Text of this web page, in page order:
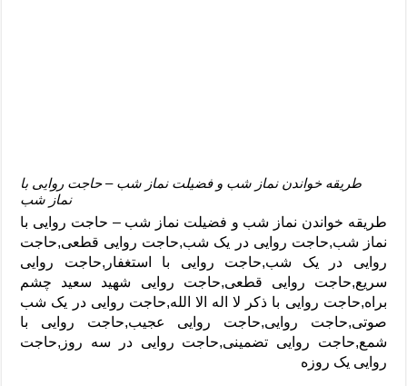
طریقه خواندن نماز شب و فضیلت نماز شب – حاجت روایی با
نماز شب
طریقه خواندن نماز شب و فضیلت نماز شب – حاجت روایی با
نماز شب,حاجت روایی در یک شب,حاجت روایی قطعی,حاجت
روایی در یک شب,حاجت روایی با استغفار,حاجت روایی
سریع,حاجت روایی قطعی,حاجت روایی شهید سعید چشم
براه,حاجت روایی با ذکر لا اله الا الله,حاجت روایی در یک شب
صوتی,حاجت روایی,حاجت روایی عجیب,حاجت روایی با
شمع,حاجت روایی تضمینی,حاجت روایی در سه روز,حاجت
روایی یک روزه